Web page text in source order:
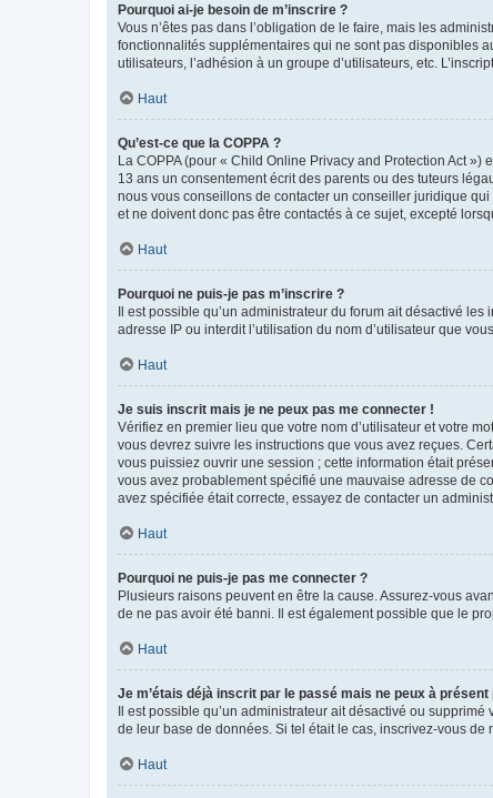
Pourquoi ai-je besoin de m’inscrire ?
Vous n’êtes pas dans l’obligation de le faire, mais les
fonctionnalités supplémentaires qui ne sont pas disponibles
utilisateurs, l’adhésion à un groupe d’utilisateurs, etc.
Haut
Qu’est-ce que la COPPA ?
La COPPA (pour « Child Online Privacy and Protection Act
13 ans un consentement écrit des parents ou des tuteurs
nous vous conseillons de contacter un conseiller juridique
et ne doivent donc pas être contactés à ce sujet, excepté
Haut
Pourquoi ne puis-je pas m’inscrire ?
Il est possible qu’un administrateur du forum ait désactivé
adresse IP ou interdit l’utilisation du nom d’utilisateur que
Haut
Je suis inscrit mais je ne peux pas me connecter !
Vérifiez en premier lieu que votre nom d’utilisateur et votre
vous devrez suivre les instructions que vous avez reçues.
vous puissiez ouvrir une session ; cette information était
vous avez probablement spécifié une mauvaise adresse de
avez spécifiée était correcte, essayez de contacter un
Haut
Pourquoi ne puis-je pas me connecter ?
Plusieurs raisons peuvent en être la cause. Assurez-vous
de ne pas avoir été banni. Il est également possible que le
Haut
Je m’étais déjà inscrit par le passé mais ne peux à
Il est possible qu’un administrateur ait désactivé ou
de leur base de données. Si tel était le cas, inscrivez-vous
Haut